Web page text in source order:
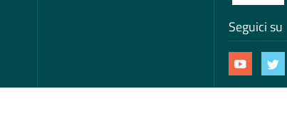
Seguici su